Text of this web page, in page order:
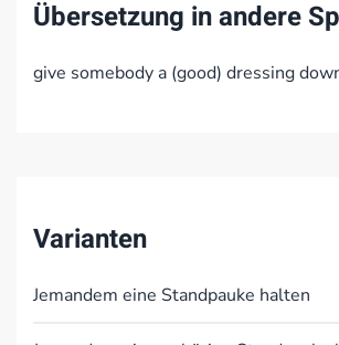
Übersetzung in andere
give somebody a (good) dressing
Varianten
Jemandem eine Standpauke halten